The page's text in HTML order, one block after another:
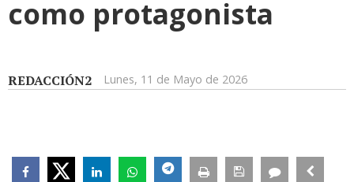
como protagonista
REDACCIÓN2 Lunes, 11 de Mayo de 2026